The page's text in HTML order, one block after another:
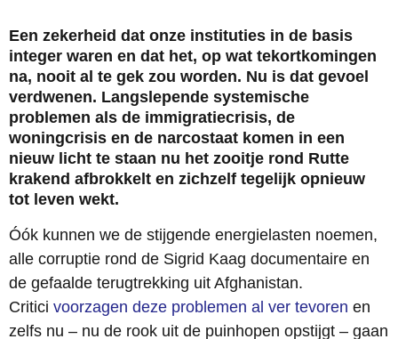
Een zekerheid dat onze instituties in de basis
integer waren en dat het, op wat tekortkomingen
na, nooit al te gek zou worden. Nu is dat gevoel
verdwenen. Langslepende systemische
problemen als de immigratiecrisis, de
woningcrisis en de narcostaat komen in een
nieuw licht te staan nu het zooitje rond Rutte
krakend afbrokkelt en zichzelf tegelijk opnieuw
tot leven wekt.
Óók kunnen we de stijgende energielasten noemen,
alle corruptie rond de Sigrid Kaag documentaire en
de gefaalde terugtrekking uit Afghanistan.
Critici voorzagen deze problemen al ver tevoren en
zelfs nu – nu de rook uit de puinhopen opstijgt – gaan